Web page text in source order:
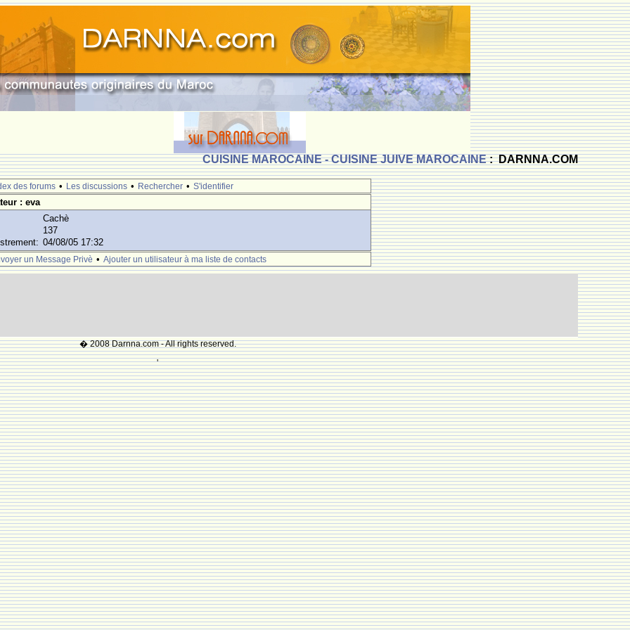
CUISINE MAROCAINE - CUISINE JUIVE MAROCAINE: DARNNA.COM
des forums • Les discussions • Rechercher • S'identifier
: eva
Cachè
137
04/08/05 17:32
un Message Privè • Ajouter un utilisateur à ma liste de contacts
� 2008 Darnna.com - All rights reserved.
'